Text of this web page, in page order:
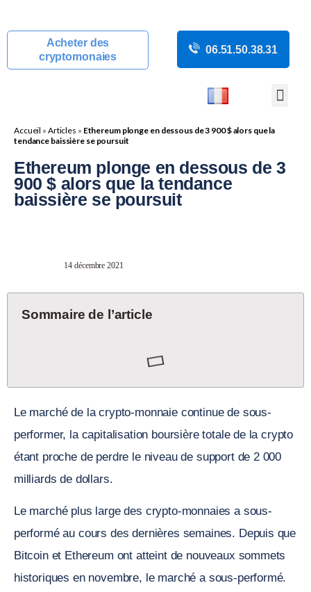
Acheter des
cryptomonaies
06.51.50.38.31
Accueil » Articles » Ethereum plonge en dessous de 3 900 $ alors que la
tendance baissière se poursuit
Ethereum plonge en dessous de 3
900 $ alors que la tendance
baissière se poursuit
14 décembre 2021
Sommaire de l’article
Le marché de la crypto-monnaie continue de sous-
performer, la capitalisation boursière totale de la crypto
étant proche de perdre le niveau de support de 2 000
milliards de dollars.
Le marché plus large des crypto-monnaies a sous-
performé au cours des dernières semaines. Depuis que
Bitcoin et Ethereum ont atteint de nouveaux sommets
historiques en novembre, le marché a sous-performé.